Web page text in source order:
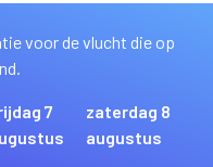
voor de vlucht die op
7
zaterdag 8
augustus